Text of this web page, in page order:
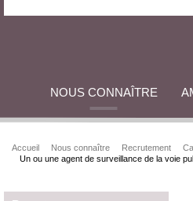
NOUS CONNAÎTRE
Accueil Nous connaître Recrutement
Un ou une agent de surveillance de la voie